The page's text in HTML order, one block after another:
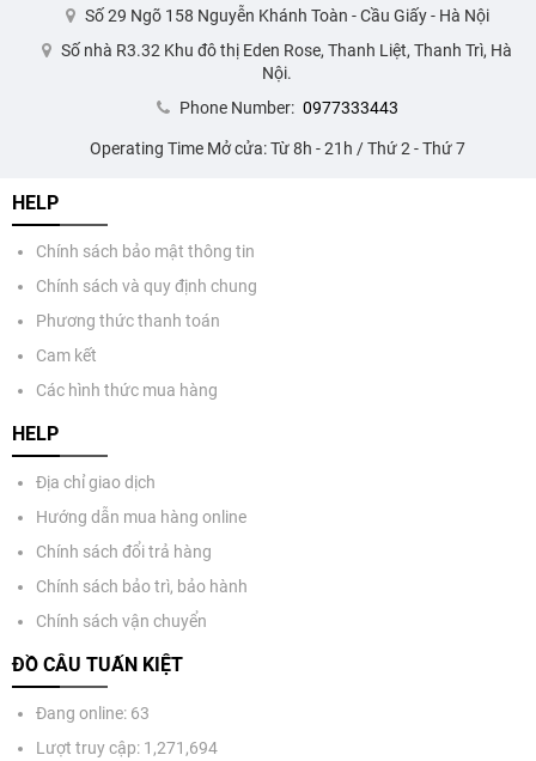
Số 29 Ngõ 158 Nguyễn Khánh Toàn - Cầu Giấy - Hà Nội
Số nhà R3.32 Khu đô thị Eden Rose, Thanh Liệt, Thanh Trì, Hà
Nội.
Phone Number: 0977333443
Operating Time Mở cửa: Từ 8h - 21h / Thứ 2 - Thứ 7
HELP
Chính sách bảo mật thông tin
Chính sách và quy định chung
Phương thức thanh toán
Cam kết
Các hình thức mua hàng
HELP
Địa chỉ giao dịch
Hướng dẫn mua hàng online
Chính sách đổi trả hàng
Chính sách bảo trì, bảo hành
Chính sách vận chuyển
ĐỒ CÂU TUẤN KIỆT
Đang online: 63
Lượt truy cập: 1,271,694